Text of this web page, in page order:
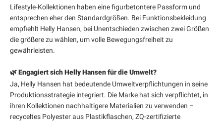
Lifestyle-Kollektionen haben eine figurbetontere Passform und
entsprechen eher den Standardgrößen. Bei Funktionsbekleidung
empfiehlt Helly Hansen, bei Unentschieden zwischen zwei Größen
die größere zu wählen, um volle Bewegungsfreiheit zu
gewährleisten.
🌿 Engagiert sich Helly Hansen für die Umwelt?
Ja, Helly Hansen hat bedeutende Umweltverpflichtungen in seine
Produktionsstrategie integriert. Die Marke hat sich verpflichtet, in
ihren Kollektionen nachhaltigere Materialien zu verwenden –
recyceltes Polyester aus Plastikflaschen, ZQ-zertifizierte